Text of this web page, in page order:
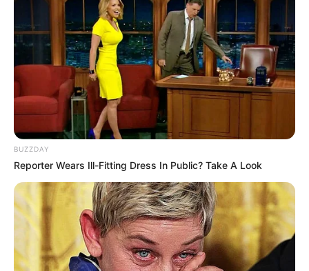
BUSCAR
DESTAQUES
FACEBOOK
DESTAQUES DA SEMANA
Agente de Saúde é indiciada por falsificar
visitas que nunca aconteceram.
BUZZDAY
Reporter Wears Ill-Fitting Dress In Public? Take A Look